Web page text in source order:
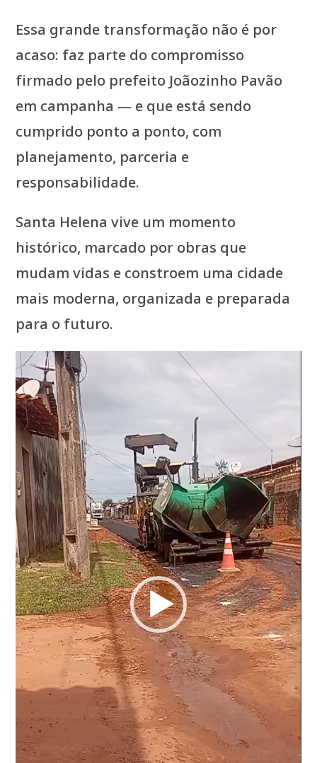
Essa grande transformação não é por
acaso: faz parte do compromisso
firmado pelo prefeito Joãozinho Pavão
em campanha — e que está sendo
cumprido ponto a ponto, com
planejamento, parceria e
responsabilidade.
Santa Helena vive um momento
histórico, marcado por obras que
mudam vidas e constroem uma cidade
mais moderna, organizada e preparada
para o futuro.
Tocador
de
vídeo